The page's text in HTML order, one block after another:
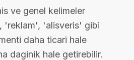
ve genel kelimeler
'reklam', 'alisveris' gibi
daha ticari hale
daginik hale getirebilir.